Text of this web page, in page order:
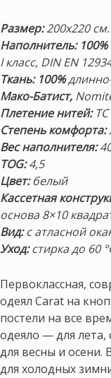
Размер:200х220 см.
Наполнитель:
I класс, DIN EN
Ткань: 100%
Мако-Батист,
Плетение нитей:TC
Степень комфорта:
Вес наполнителя:
TOG:4,5
Цвет:белый
Кассетная
основа 8×10
Вид:с атласной
Уход:стирка до 60
Первоклассная,
одеял Carat на
постели на все
одеяло — для лета,
для весны и осени.
для холодных